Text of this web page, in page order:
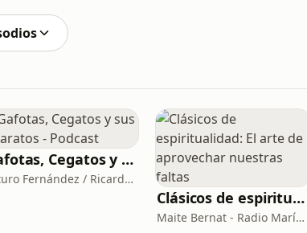
Gafotas, Cegatos y sus Aparatos - Podcast
Arturo Fernández / Ricardo Abad
Clásicos de espiritualidad: El arte de aprovechar nuestras faltas
Maite Bernat - Radio María España